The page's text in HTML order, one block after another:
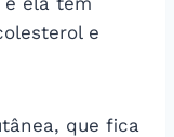
e
que fica